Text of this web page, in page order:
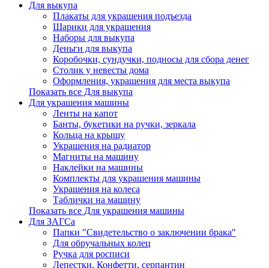
Для выкупа
Плакаты для украшения подъезда
Шарики для украшения
Наборы для выкупа
Деньги для выкупа
Коробочки, сундучки, подносы для сбора денег
Столик у невесты дома
Оформления, украшения для места выкупа
Показать все Для выкупа
Для украшения машины
Ленты на капот
Банты, букетики на ручки, зеркала
Кольца на крышу
Украшения на радиатор
Магниты на машину
Наклейки на машины
Комплекты для украшения машины
Украшения на колеса
Таблички на машину
Показать все Для украшения машины
Для ЗАГСа
Папки "Свидетельство о заключении брака"
Для обручальных колец
Ручка для росписи
Лепестки, Конфетти, серпантин